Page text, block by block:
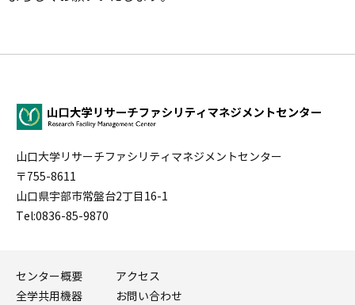
山口大学リサーチファシリティマネジメントセンター
〒755-8611
山口県宇部市常盤台2丁目16-1
Tel:0836-85-9870
センター概要
全学共用機器
アクセス
お問い合わせ